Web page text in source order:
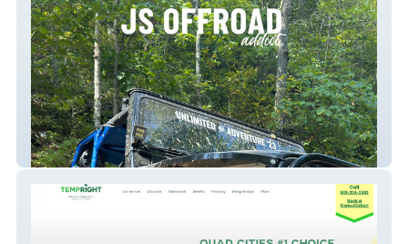
JS Offroad Addict